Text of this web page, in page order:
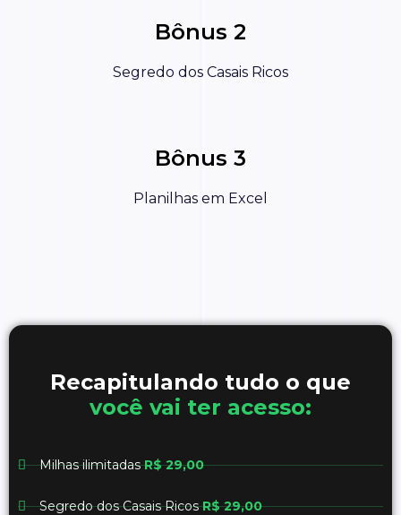
Bônus 2
Segredo dos Casais Ricos
Bônus 3
Planilhas em Excel
Recapitulando tudo o que
você vai ter acesso:
Milhas ilimitadasR$ 29,00
Segredo dos Casais RicosR$ 29,00